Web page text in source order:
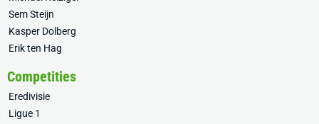
Sem Steijn
Kasper Dolberg
Erik ten Hag
Competities
Eredivisie
Ligue 1